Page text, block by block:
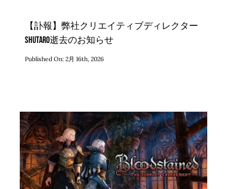
【訃報】弊社クリエイティブディレクター
SHUTARO逝去のお知らせ
Published On: 2月 16th, 2026